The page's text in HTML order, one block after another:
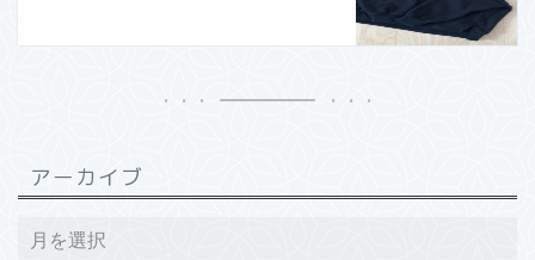
アーカイブ